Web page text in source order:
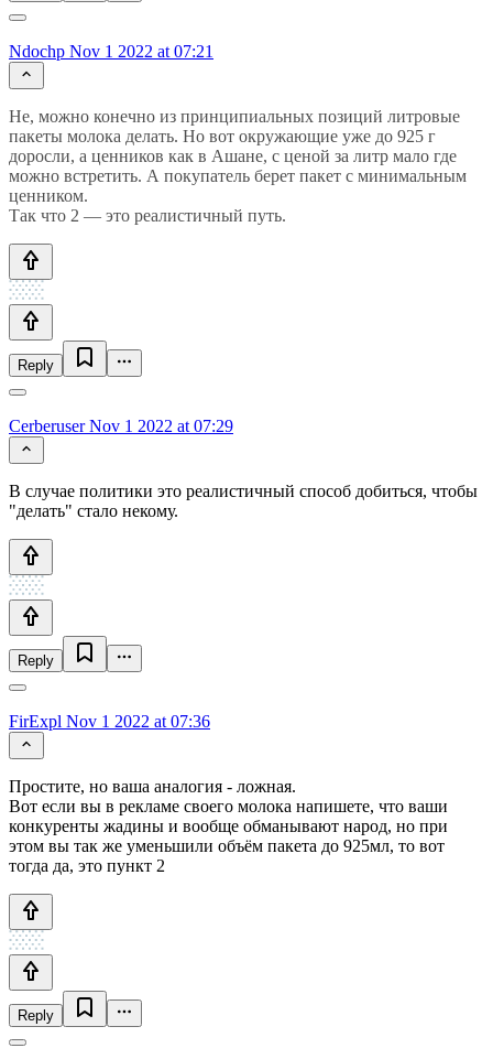
Ndochp Nov 1 2022 at 07:21
Не, можно конечно из принципиальных позиций литровые
пакеты молока делать. Но вот окружающие уже до 925 г
доросли, а ценников как в Ашане, с ценой за литр мало где
можно встретить. А покупатель берет пакет с минимальным
ценником.
Так что 2 — это реалистичный путь.
Reply
CerberuserNov 1 2022 at 07:29
В случае политики это реалистичный способ добиться, чтобы
"делать" стало некому.
Reply
FirExpl Nov 1 2022 at 07:36
Простите, но ваша аналогия - ложная.
Вот если вы в рекламе своего молока напишете, что ваши
конкуренты жадины и вообще обманывают народ, но при
этом вы так же уменьшили объём пакета до 925мл, то вот
тогда да, это пункт 2
Reply